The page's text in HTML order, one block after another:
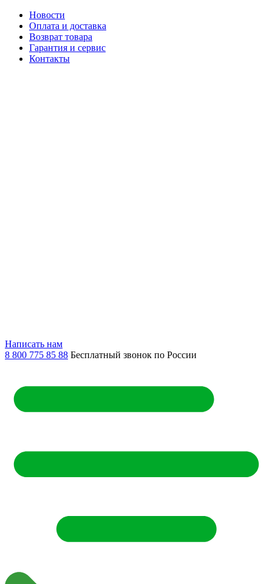
Новости
Оплата и доставка
Возврат товара
Гарантия и сервис
Контакты
Написать нам
8 800 775 85 88 Бесплатный звонок по России